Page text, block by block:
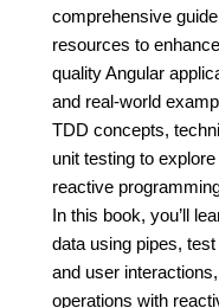
comprehensive
resources to
quality Angular
and real-world
TDD concepts,
unit testing to
reactive
In this book, you’ll
data using pipes,
and user
operations with